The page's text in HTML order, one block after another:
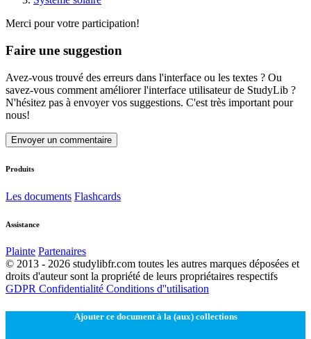
Merci pour votre participation!
Faire une suggestion
Avez-vous trouvé des erreurs dans l'interface ou les textes ? Ou
savez-vous comment améliorer l'interface utilisateur de StudyLib ?
N'hésitez pas à envoyer vos suggestions. C'est très important pour
nous!
Envoyer un commentaire
Produits
Les documents Flashcards
Assistance
Plainte Partenaires
© 2013 - 2026 studylibfr.com toutes les autres marques déposées et
droits d'auteur sont la propriété de leurs propriétaires respectifs
GDPR Confidentialité Conditions d''utilisation
Ajouter ce document à la (aux) collections